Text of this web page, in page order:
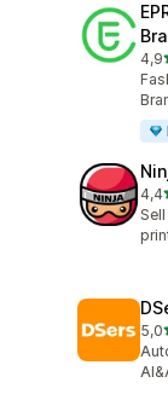
4,9
4,4
5,0